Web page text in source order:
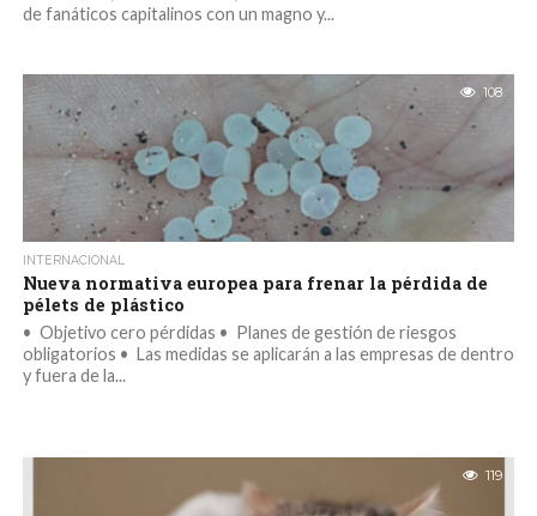
de fanáticos capitalinos con un magno y...
108
INTERNACIONAL
Nueva normativa europea para frenar la pérdida de
pélets de plástico
• Objetivo cero pérdidas • Planes de gestión de riesgos
obligatorios • Las medidas se aplicarán a las empresas de dentro
y fuera de la...
119